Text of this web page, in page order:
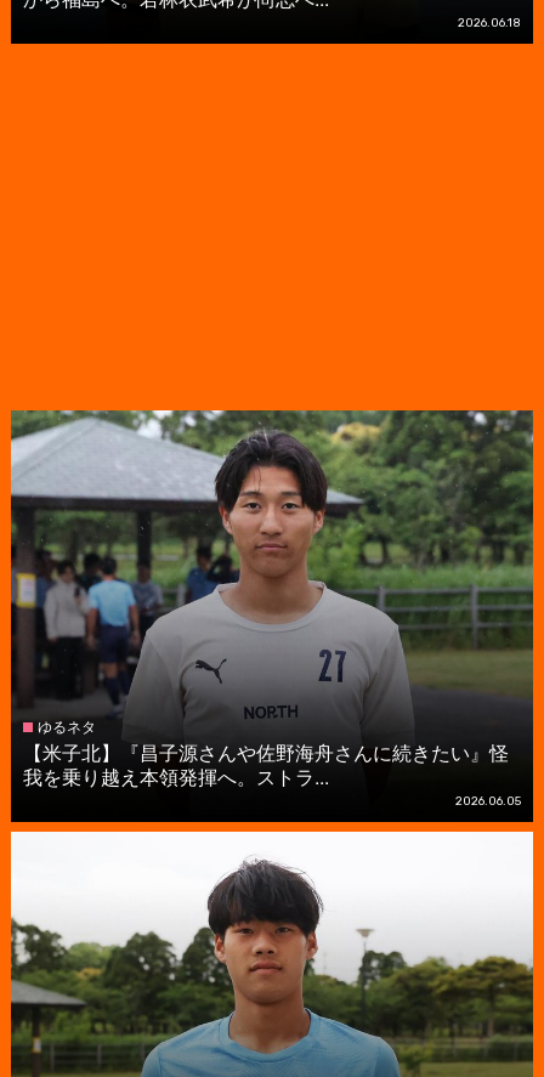
2026.06.18
ゆるネタ
【米子北】『昌子源さんや佐野海舟さんに続きたい』怪
我を乗り越え本領発揮へ。ストラ...
2026.06.05